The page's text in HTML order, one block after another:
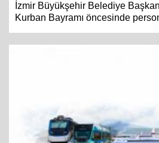
İzmir Büyükşehir Belediye
Kurban Bayramı öncesinde